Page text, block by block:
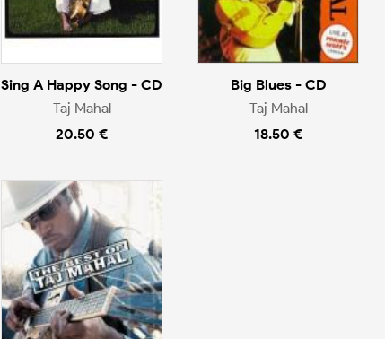
Sing A Happy Song - CD
Taj Mahal
20.50 €
Big Blues - CD
Taj Mahal
18.50 €